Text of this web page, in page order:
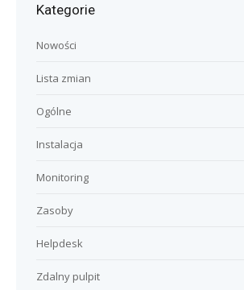
Kategorie
Nowości
Lista zmian
Ogólne
Instalacja
Monitoring
Zasoby
Helpdesk
Zdalny pulpit